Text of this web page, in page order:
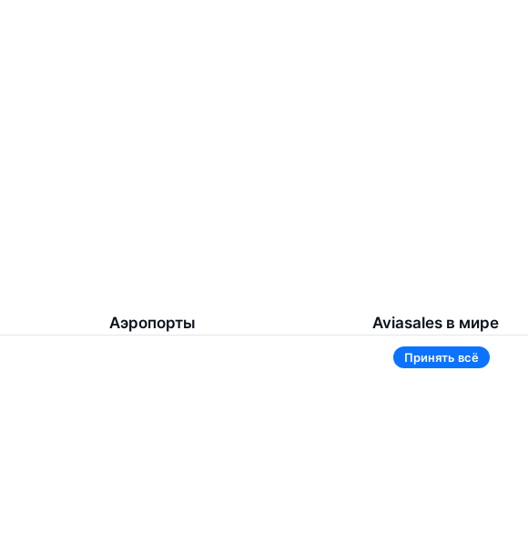
Аэропорты Aviasales в мире
Россия
Принять всё